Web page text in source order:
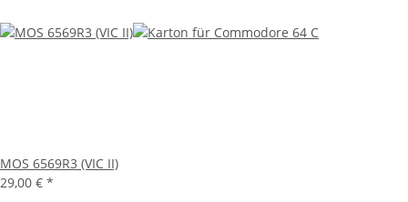
MOS 6569R3 (VIC II)
29,00 € *